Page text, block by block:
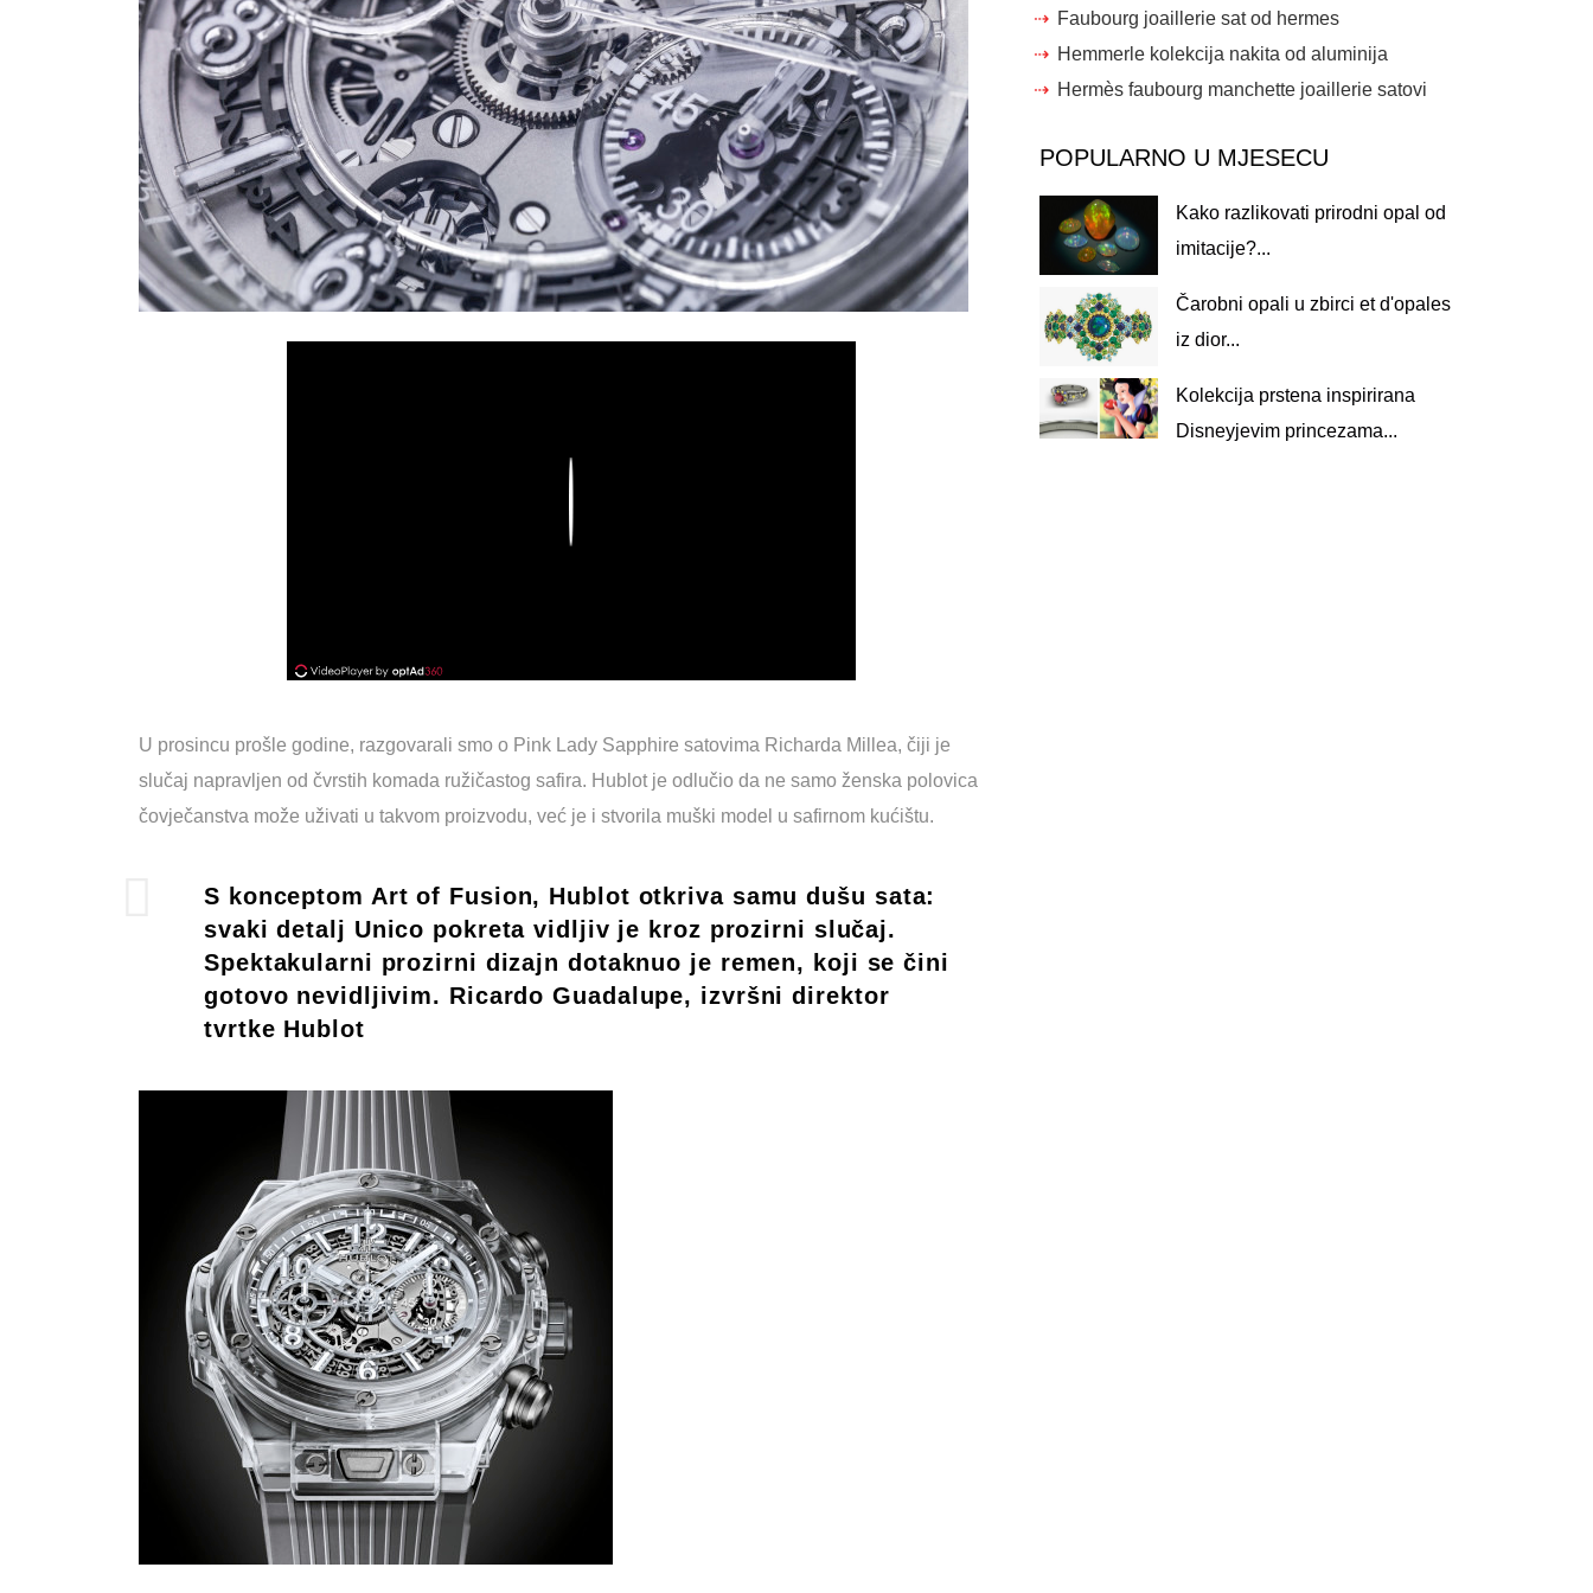
U prosincu prošle godine, razgovarali smo o Pink Lady Sapphire satovima Richarda Millea, čiji je
slučaj napravljen od čvrstih komada ružičastog safira. Hublot je odlučio da ne samo ženska polovica
čovječanstva može uživati u takvom proizvodu, već je i stvorila muški model u safirnom kućištu.
S konceptom Art of Fusion, Hublot otkriva samu dušu sata:
svaki detalj Unico pokreta vidljiv je kroz prozirni slučaj.
Spektakularni prozirni dizajn dotaknuo je remen, koji se čini
gotovo nevidljivim. Ricardo Guadalupe, izvršni direktor
tvrtke Hublot
Faubourg joaillerie sat od hermes
Hemmerle kolekcija nakita od aluminija
Hermès faubourg manchette joaillerie satovi
POPULARNO U MJESECU
Kako razlikovati prirodni opal od
imitacije?...
Čarobni opali u zbirci et d'opales
iz dior...
Kolekcija prstena inspirirana
Disneyjevim princezama...